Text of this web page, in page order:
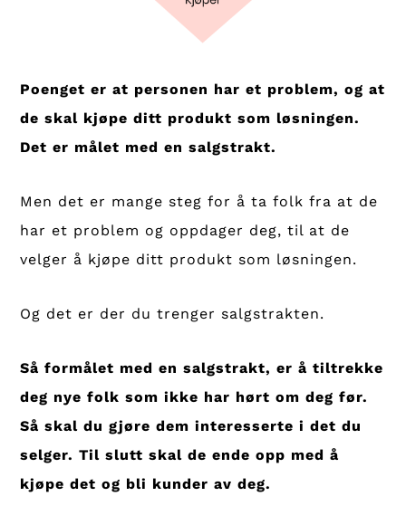
Poenget er at personen har et problem, og at
de skal kjøpe ditt produkt som løsningen.
Det er målet med en salgstrakt.
Men det er mange steg for å ta folk fra at de
har et problem og oppdager deg, til at de
velger å kjøpe ditt produkt som løsningen.
Og det er der du trenger salgstrakten.
Så formålet med en salgstrakt, er å tiltrekke
deg nye folk som ikke har hørt om deg før.
Så skal du gjøre dem interesserte i det du
selger. Til slutt skal de ende opp med å
kjøpe det og bli kunder av deg.